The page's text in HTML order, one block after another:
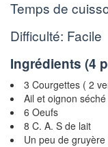
Temps de
Difficulté: Facile
Ingrédients (4
3 Courgettes ( 2
Ail et oignon séché
6 Oeufs
8 C. A. S de lait
Un peu de gruyère